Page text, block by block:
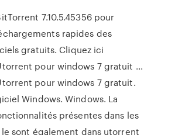
7.10.5.45356 pour
rapides des
gratuits. Cliquez ici
pour windows 7 gratuit ...
pour windows 7 gratuit.
Windows. Windows. La
présentes dans les
sont également dans utorrent